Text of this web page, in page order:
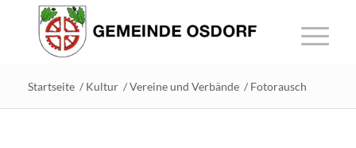
Startseite / Kultur / Vereine und Verbände / Fotorausch